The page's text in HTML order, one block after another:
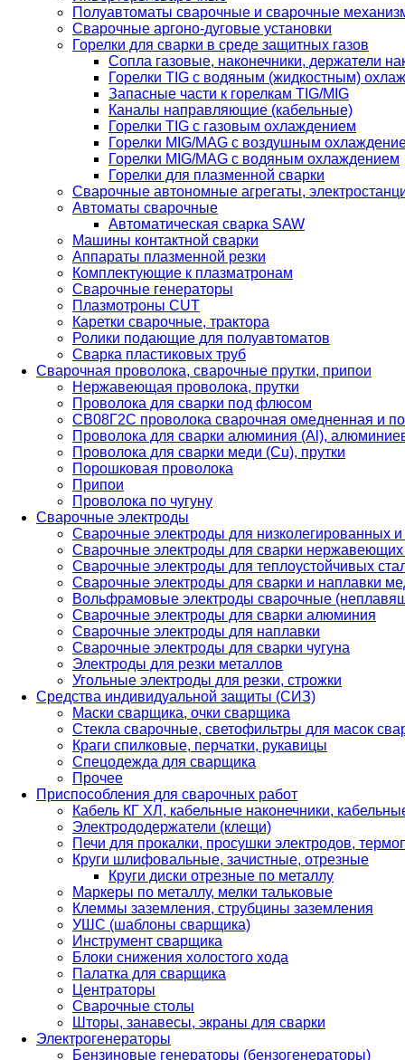
Полуавтоматы сварочные и сварочные
Сварочные аргоно-дуговые установки
Горелки для сварки в среде защитных газов
Сопла газовые, наконечники, держатели
Горелки TIG с водяным (жидкостным)
Запасные части к горелкам TIG/MIG
Каналы направляющие (кабельные)
Горелки TIG с газовым охлаждением
Горелки MIG/MAG с воздушным
Горелки MIG/MAG с водяным охлаждением
Горелки для плазменной сварки
Сварочные автономные агрегаты,
Автоматы сварочные
Автоматическая сварка SAW
Машины контактной сварки
Аппараты плазменной резки
Комплектующие к плазматронам
Сварочные генераторы
Плазмотроны CUT
Каретки сварочные, трактора
Ролики подающие для полуавтоматов
Сварка пластиковых труб
Сварочная проволока, сварочные прутки, припои
Нержавеющая проволока, прутки
Проволока для сварки под флюсом
СВ08Г2С проволока сварочная омедненная и
Проволока для сварки алюминия (Al),
Проволока для сварки меди (Cu), прутки
Порошковая проволока
Припои
Проволока по чугуну
Сварочные электроды
Сварочные электроды для низколегированных и
Сварочные электроды для сварки
Сварочные электроды для теплоустойчивых
Сварочные электроды для сварки и наплавки
Вольфрамовые электроды сварочные
Сварочные электроды для сварки алюминия
Сварочные электроды для наплавки
Сварочные электроды для сварки чугуна
Электроды для резки металлов
Угольные электроды для резки, строжки
Средства индивидуальной защиты (СИЗ)
Маски сварщика, очки сварщика
Стекла сварочные, светофильтры для масок
Краги спилковые, перчатки, рукавицы
Спецодежда для сварщика
Прочее
Приспособления для сварочных работ
Кабель КГ ХЛ, кабельные наконечники,
Электрододержатели (клещи)
Печи для прокалки, просушки электродов,
Круги шлифовальные, зачистные, отрезные
Круги диски отрезные по металлу
Маркеры по металлу, мелки тальковые
Клеммы заземления, струбцины заземления
УШС (шаблоны сварщика)
Инструмент сварщика
Блоки снижения холостого хода
Палатка для сварщика
Центраторы
Сварочные столы
Шторы, занавесы, экраны для сварки
Электрогенераторы
Бензиновые генераторы (бензогенераторы)